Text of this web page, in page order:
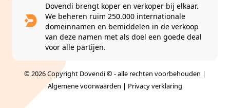
Dovendi brengt koper en verkoper bij elkaar.
We beheren ruim 250.000 internationale
domeinnamen en bemiddelen in de verkoop
van deze namen met als doel een goede deal
voor alle partijen.
© 2026 Copyright Dovendi © - alle rechten voorbehouden |
Algemene voorwaarden | Privacy verklaring